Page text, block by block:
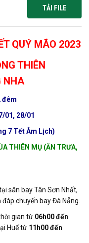
TẢI FILE
QUÝ MÃO 2023
THIÊN
NHA
đêm
01, 28/01
7 Tết Âm Lịch)
THIÊN MỤ (ĂN TRƯA,
sân bay Tân Sơn Nhất,
chuyến bay Đà Nẵng.
gian từ 06h00 đến
Huế từ 11h00 đến